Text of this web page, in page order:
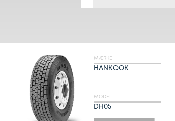
MÆRKE
HANKOOK
MODEL
DH05